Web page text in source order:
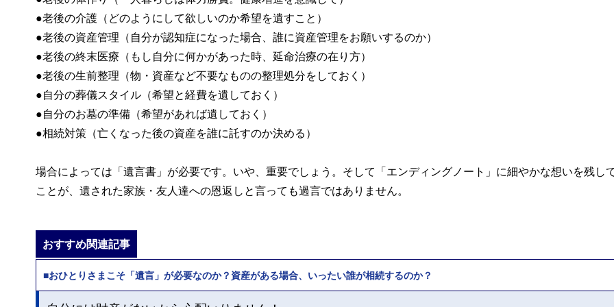
●老後の介護（どのようにして欲しいのか希望を遺すこと）
●老後の資産管理（自分が認知症になった場合、誰に資産管理をお願いするのか）
●老後の終末医療（もし自分に何かがあった時、延命治療の在り方）
●老後の生前整理（物・資産など不要なものの整理処分をしておく）
●自分の葬儀スタイル（希望と経費を遺しておく）
●自分のお墓の準備（希望があれば遺しておく）
●相続対策（亡くなった後の資産を誰に託すのか決める）
場合によっては「遺言書」が必要です。いや、重要でしょう。そして「エンディングノート」に細やかな想いを残し
ことが、遺された家族・友人達への恩返しと言っても過言ではありません。
おすすめ関連記事
■おひとりさまこそ「遺言」が必要なのか？資産がある場合、いったい誰が相続するのか？